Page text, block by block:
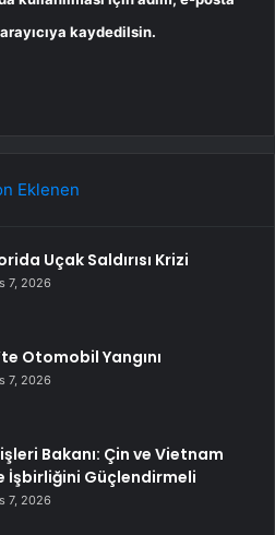
kaydedilsin.
Eklenen
Uçak Saldırısı Krizi
7, 2026
Otomobil Yangını
7, 2026
Bakanı: Çin ve Vietnam
İşbirliğini Güçlendirmeli
7, 2026